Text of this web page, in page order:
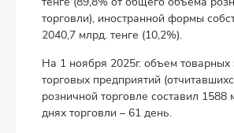
торговли), иностранной формы
2040,7 млрд. тенге (10,2%).
На 1 ноября 2025г. объем товарных
торговых предприятий
розничной торговле составил 1588
днях торговли – 61 день.